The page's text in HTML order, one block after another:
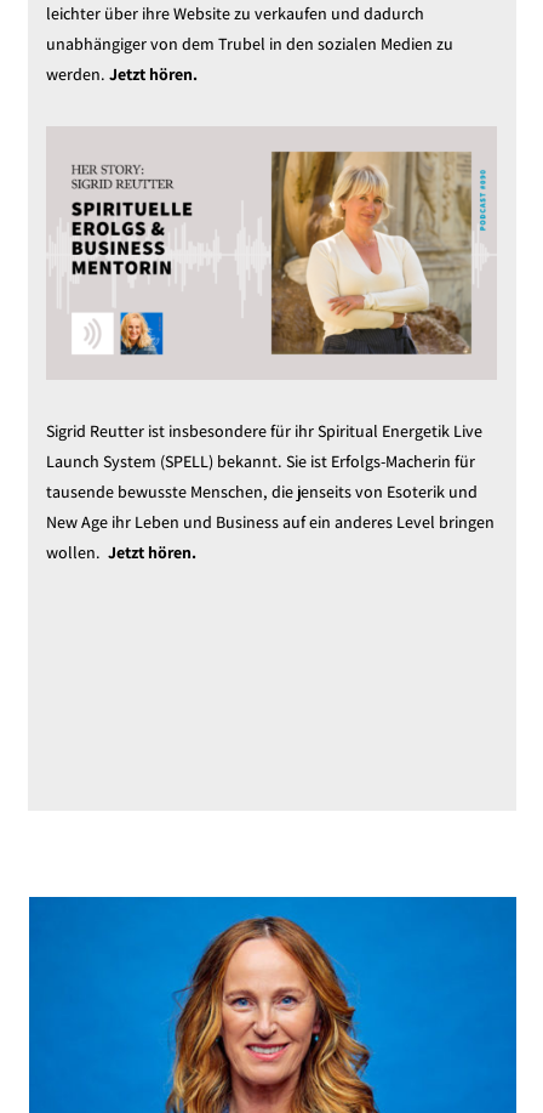
leichter über ihre Website zu verkaufen und dadurch
unabhängiger von dem Trubel in den sozialen Medien zu
werden. Jetzt hören.
Sigrid Reutter ist insbesondere für ihr Spiritual Energetik Live
Launch System (SPELL) bekannt. Sie ist Erfolgs-Macherin für
tausende bewusste Menschen, die jenseits von Esoterik und
New Age ihr Leben und Business auf ein anderes Level bringen
wollen. Jetzt hören.